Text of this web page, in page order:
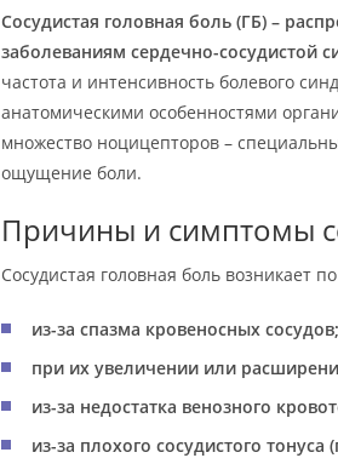
Сосудистая головная боль (ГБ) –
заболеваниям сердечно-сосудистой
частота и интенсивность болевого
анатомическими особенностями
множество ноцицепторов –
ощущение боли.
Причины и симптомы
Сосудистая головная боль возникает
из-за спазма кровеносных сосудов;
при их увеличении или
из-за недостатка венозного
из-за плохого сосудистого